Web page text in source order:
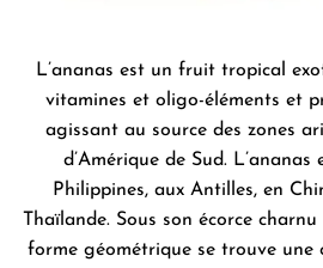
L’ananas est un fruit tropical
vitamines et oligo-éléments et
agissant au source des zones
d’Amérique de Sud.
Philippines, aux Antilles, en
Thaïlande. Sous son écorce
forme géométrique se trouve une